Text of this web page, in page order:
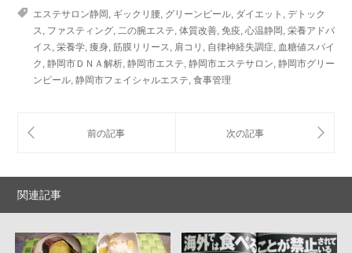
エステサロン静岡 ギックリ腰 グリーンピール ダイエット
デトック
ス
ファスティング 二の腕エステ 体質改善 免疫 心温静岡 栄養アドバ
イス 栄養学 痩身 筋膜リリース 肩コリ 自律神経失調症 血糖値スパイ
ク 静岡市ＤＮＡ解析 静岡市エステ 静岡市エステサロン 静岡市グリー
ンピール 静岡市フェイシャルエステ 食事管理
関連記事